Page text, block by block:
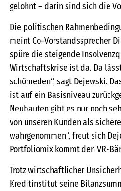
gelohnt – darin sind sich die
Die politischen
meint Co-Vorstandssprecher
spüre die steigende
Wirtschaftskrise ist da. Da
schönreden“, sagt Dejewski.
ist auf ein Basisniveau
Neubauten gibt es nur noch
von unseren Kunden als
wahrgenommen“, freut sich
Portfoliomix kommt den VR-
Trotz wirtschaftlicher
Kreditinstitut seine